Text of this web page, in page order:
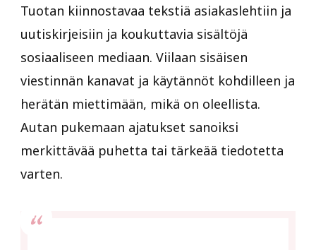
Tuotan kiinnostavaa tekstiä asiakaslehtiin ja
uutiskirjeisiin ja koukuttavia sisältöjä
sosiaaliseen mediaan. Viilaan sisäisen
viestinnän kanavat ja käytännöt kohdilleen ja
herätän miettimään, mikä on oleellista.
Autan pukemaan ajatukset sanoiksi
merkittävää puhetta tai tärkeää tiedotetta
varten.